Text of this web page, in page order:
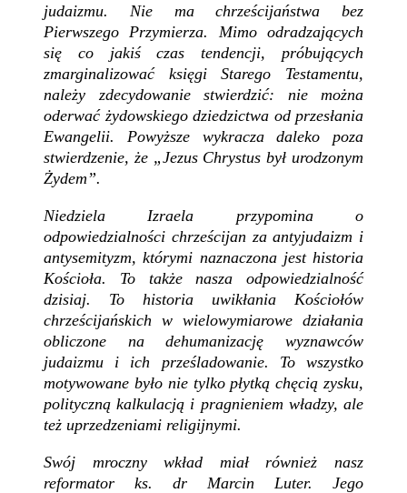
judaizmu. Nie ma chrześcijaństwa bez
Pierwszego Przymierza. Mimo odradzających
się co jakiś czas tendencji, próbujących
zmarginalizować księgi Starego Testamentu,
należy zdecydowanie stwierdzić: nie można
oderwać żydowskiego dziedzictwa od przesłania
Ewangelii. Powyższe wykracza daleko poza
stwierdzenie, że „Jezus Chrystus był urodzonym
Żydem”.
Niedziela Izraela przypomina o
odpowiedzialności chrześcijan za antyjudaizm i
antysemityzm, którymi naznaczona jest historia
Kościoła. To także nasza odpowiedzialność
dzisiaj. To historia uwikłania Kościołów
chrześcijańskich w wielowymiarowe działania
obliczone na dehumanizację wyznawców
judaizmu i ich prześladowanie. To wszystko
motywowane było nie tylko płytką chęcią zysku,
polityczną kalkulacją i pragnieniem władzy, ale
też uprzedzeniami religijnymi.
Swój mroczny wkład miał również nasz
reformator ks. dr Marcin Luter. Jego